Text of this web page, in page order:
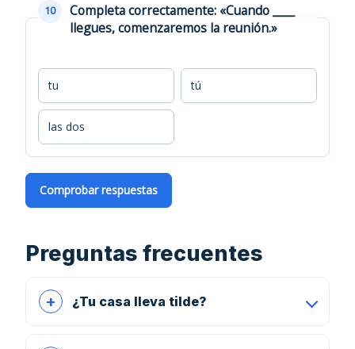
10
Completa correctamente: «Cuando ____
llegues, comenzaremos la reunión.»
tu tú
las dos
Comprobar respuestas
Preguntas frecuentes
¿Tu casa lleva tilde?